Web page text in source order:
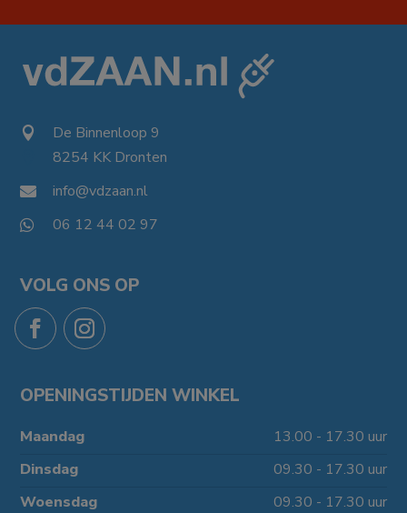
 De Binnenloop 9
8254 KK Dronten
 info@vdzaan.nl
 06 12 44 02 97
VOLG ONS OP
OPENINGSTIJDEN WINKEL
Maandag
13.00 - 17.30 uur
Dinsdag
09.30 - 17.30 uur
Woensdag
09.30 - 17.30 uur